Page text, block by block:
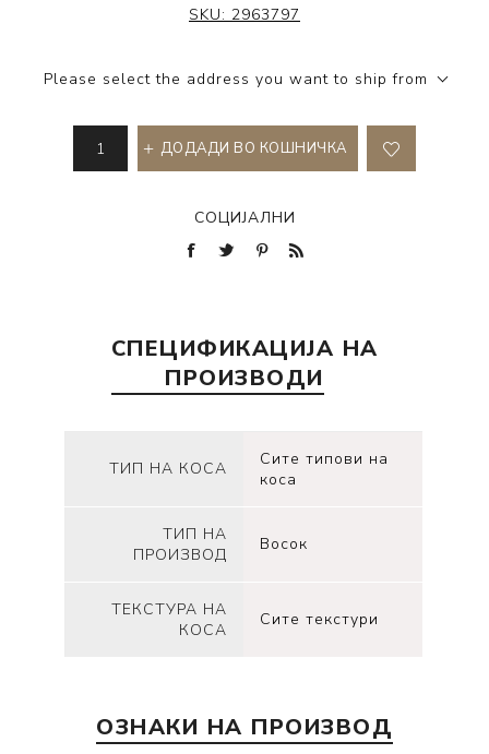
SKU: 2963797
Please select the address you want to ship from
ДОДАДИ ВО КОШНИЧКА
СОЦИЈАЛНИ
СПЕЦИФИКАЦИЈА НА
ПРОИЗВОДИ
ТИП НА КОСА
Сите типови на
коса
ТИП НА
ПРОИЗВОД
Восок
ТЕКСТУРА НА
КОСА
Сите текстури
ОЗНАКИ НА ПРОИЗВОД